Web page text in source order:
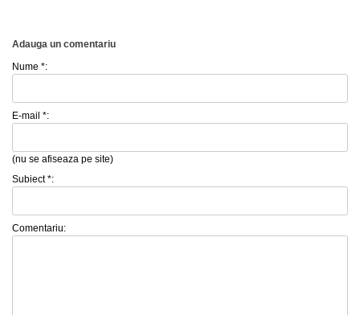
Adauga un comentariu
Nume *:
E-mail *:
(nu se afiseaza pe site)
Subiect *:
Comentariu: